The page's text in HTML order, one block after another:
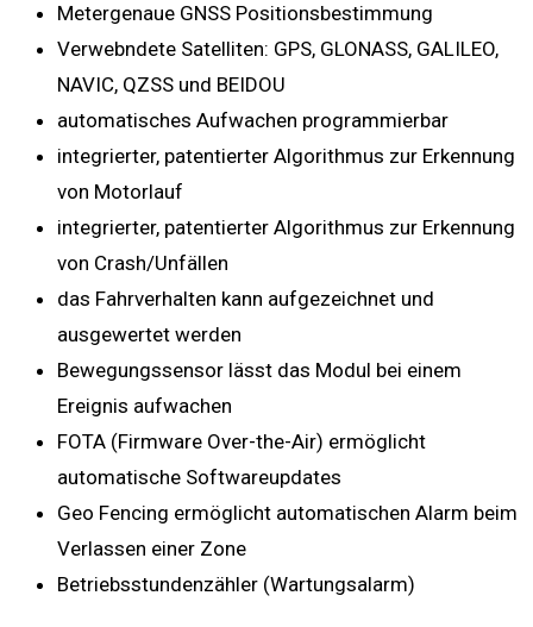
Metergenaue GNSS Positionsbestimmung
Verwebndete Satelliten: GPS, GLONASS, GALILEO,
NAVIC, QZSS und BEIDOU
automatisches Aufwachen programmierbar
integrierter, patentierter Algorithmus zur Erkennung
von Motorlauf
integrierter, patentierter Algorithmus zur Erkennung
von Crash/Unfällen
das Fahrverhalten kann aufgezeichnet und
ausgewertet werden
Bewegungssensor lässt das Modul bei einem
Ereignis aufwachen
FOTA (Firmware Over-the-Air) ermöglicht
automatische Softwareupdates
Geo Fencing ermöglicht automatischen Alarm beim
Verlassen einer Zone
Betriebsstundenzähler (Wartungsalarm)